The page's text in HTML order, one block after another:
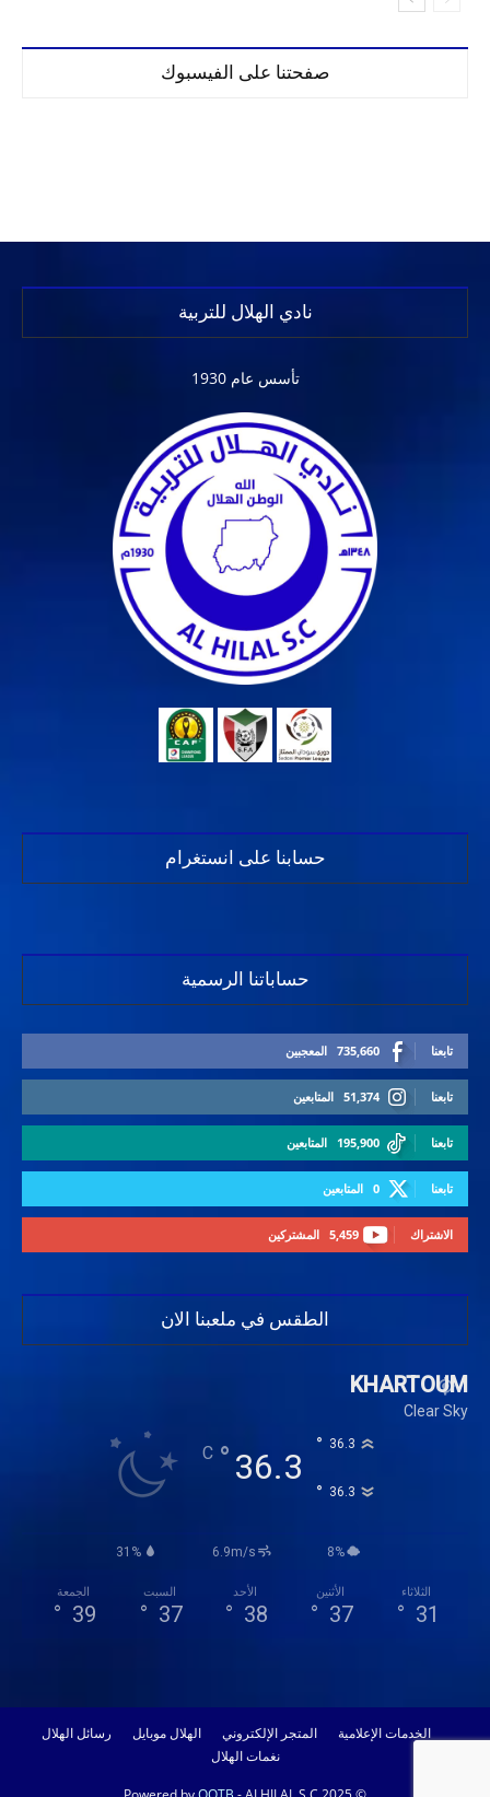
صفحتنا على الفيسبوك
نادي الهلال للتربية
تأسس عام 1930
حسابنا على انستغرام
حساباتنا الرسمية
735,660 المعجبين تابعنا
51,374 المتابعين تابعنا
195,900 المتابعين تابعنا
0 المتابعين تابعنا
5,459 المشتركين الاشتراك
الطقس في ملعبنا الان
KHARTOUM
Clear Sky
36.3
°
C 36.3
°
36.3
°
31% 6.9m/s 8%
الجمعة
39
°
السبت
37
°
الأحد
38
°
الأثنين
37
°
الثلاثاء
31
°
الخدمات الإعلامية المتجر الإلكتروني الهلال موبايل
رسائل الهلال
نغمات الهلال